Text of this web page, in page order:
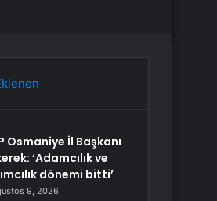
Osmaniye İl Başkanı
‘Adamcılık ve
dönemi bitti’
9, 2026